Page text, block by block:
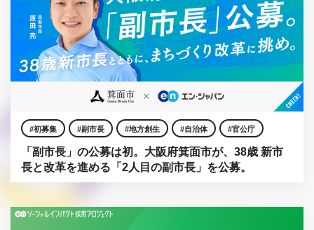
初募集 副市長 地方創生 自治体 官公庁
「副市長」の公募は初。大阪府箕面市が、38歳 新市
長と改革を進める「2人目の副市長」を公募。